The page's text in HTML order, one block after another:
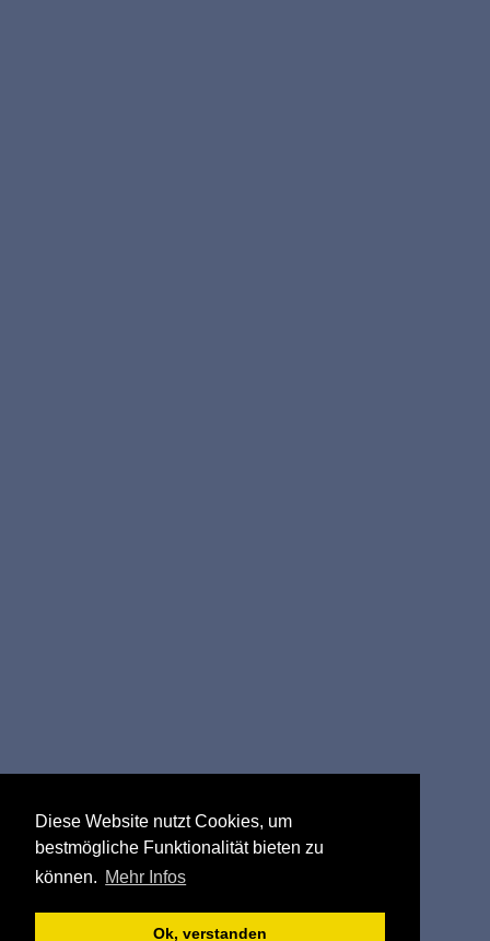
Diese Website nutzt Cookies, um
bestmögliche Funktionalität bieten zu
können. Mehr Infos
Ok, verstanden